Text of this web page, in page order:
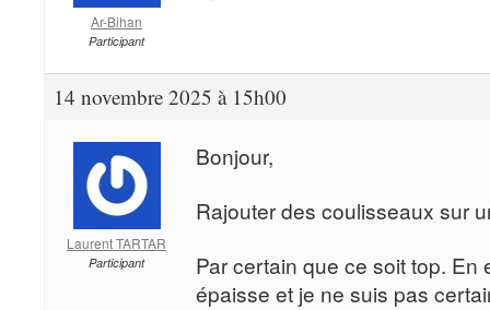
Ar-Bihan
Participant
14 novembre 2025 à 15h00
Laurent TARTAR
Participant
Bonjour,
Rajouter des coulisseaux sur
Par certain que ce soit top. En
épaisse et je ne suis pas